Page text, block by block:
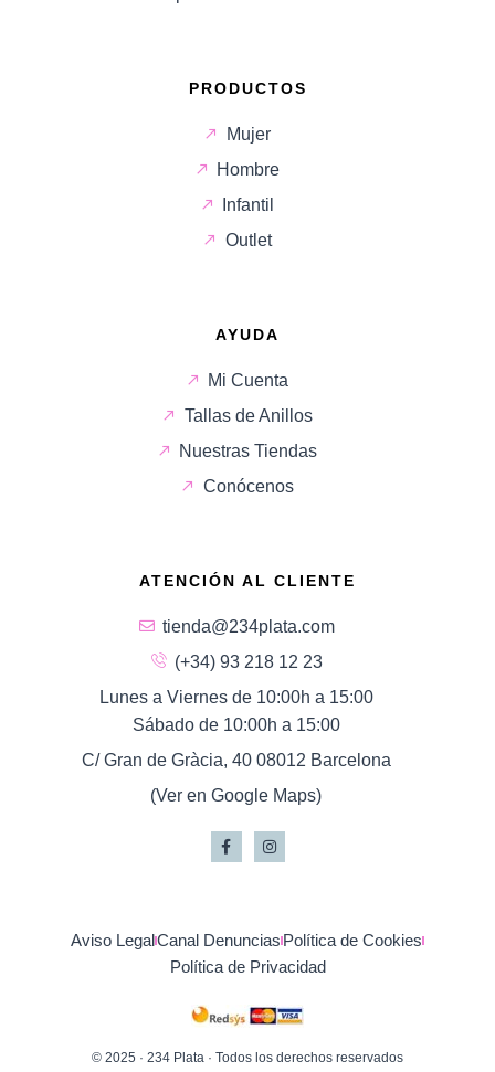
PRODUCTOS
Mujer
Hombre
Infantil
Outlet
AYUDA
Mi Cuenta
Tallas de Anillos
Nuestras Tiendas
Conócenos
ATENCIÓN AL CLIENTE
tienda@234plata.com
(+34) 93 218 12 23
Lunes a Viernes de 10:00h a 15:00
Sábado de 10:00h a 15:00
C/ Gran de Gràcia, 40 08012 Barcelona
(Ver en Google Maps)
Aviso LegalCanal Denuncias Política de Cookies
Política de Privacidad
© 2025 · 234 Plata · Todos los derechos reservados